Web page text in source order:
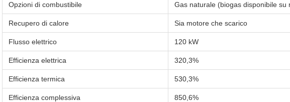
Opzioni di combustibile Gas naturale (biogas disponibile su
Recupero di calore Sia motore che scarico
Flusso elettrico 120 kW
Efficienza elettrica 320,3%
Efficienza termica 530,3%
Efficienza complessiva 850,6%